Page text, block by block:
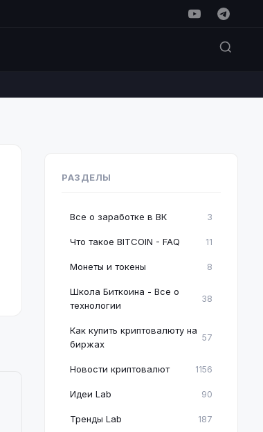
РАЗДЕЛЫ
Все о заработке в ВК 3
Что такое BITCOIN - FAQ 11
Монеты и токены 8
Школа Биткоина - Все о
технологии
38
Как купить криптовалюту на
биржах
57
Новости криптовалют 1156
Идеи Lab 90
Тренды Lab 187